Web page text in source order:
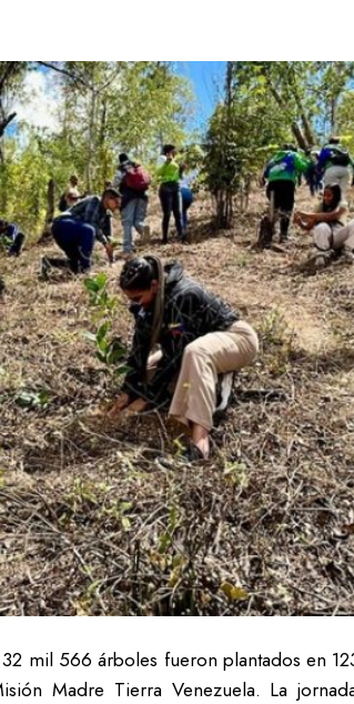
mil 566 árboles fueron plantados en
Madre Tierra Venezuela. La